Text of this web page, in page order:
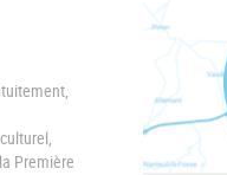
Première